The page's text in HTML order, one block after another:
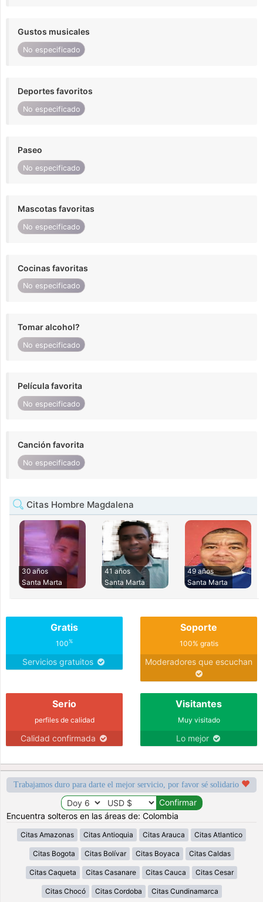
Gustos musicales
No especificado
Deportes favoritos
No especificado
Paseo
No especificado
Mascotas favoritas
No especificado
Cocinas favoritas
No especificado
Tomar alcohol?
No especificado
Película favorita
No especificado
Canción favorita
No especificado
Citas Hombre Magdalena
30 años
Santa Marta
41 años
Santa Marta
49 años
Santa Marta
Gratis
100%
Servicios gratuitos
Soporte
100% gratis
Moderadores que escuchan
Serio
perfiles de calidad
Calidad confirmada
Visitantes
Muy visitado
Lo mejor
Trabajamos duro para darte el mejor servicio, por favor sé solidario
Encuentra solteros en las áreas de: Colombia
Citas Amazonas Citas Antioquia Citas Arauca Citas Atlantico
Citas Bogota Citas Bolívar Citas Boyaca Citas Caldas
Citas Caqueta Citas Casanare Citas Cauca Citas Cesar
Citas Chocó Citas Cordoba Citas Cundinamarca